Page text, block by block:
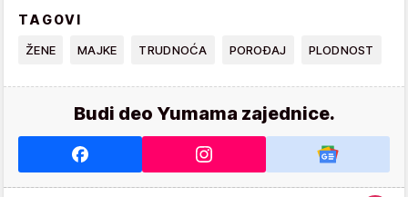
TAGOVI
ŽENE MAJKE TRUDNOĆA POROĐAJ PLODNOST
Budi deo Yumama zajednice.